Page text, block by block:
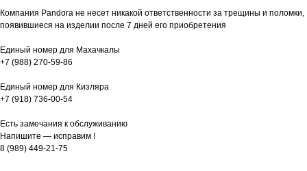
Компания Pandora не несет никакой ответственности за трещины и поломки,
появившиеся на изделии после 7 дней его приобретения
Единый номер для Махачкалы
+7 (988) 270-59-86
Единый номер для Кизляра
+7 (918) 736-00-54
Есть замечания к обслуживанию
Напишите — исправим !
8 (989) 449-21-75